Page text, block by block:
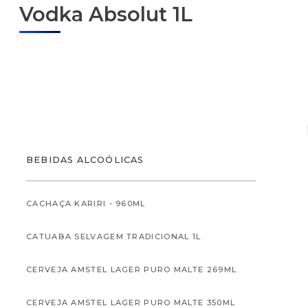
Vodka Absolut 1L
BEBIDAS ALCOÓLICAS
CACHAÇA KARIRI - 960ML
CATUABA SELVAGEM TRADICIONAL 1L
CERVEJA AMSTEL LAGER PURO MALTE 269ML
CERVEJA AMSTEL LAGER PURO MALTE 350ML